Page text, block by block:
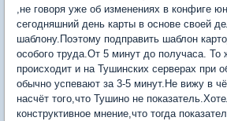
,не говоря уже об изменениях в конфиге
сегодняшний день карты в основе своей
шаблону.Поэтому подправить шаблон
особого труда.От 5 минут до получаса. То
происходит и на Тушинских серверах при
обычно успевают за 3-5 минут.Не вижу в
насчёт того,что Тушино не
конструктивное мнение,что тогда